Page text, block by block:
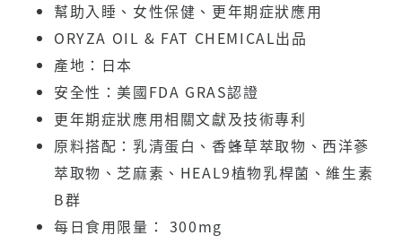
幫助入睡、女性保健、更年期症狀應用
ORYZA OIL & FAT CHEMICAL出品
產地：日本
安全性：美國FDA GRAS認證
更年期症狀應用相關文獻及技術專利
原料搭配：乳清蛋白、香蜂草萃取物、西洋蔘
萃取物、芝麻素、HEAL9植物乳桿菌、維生素
B群
每日食用限量： 300mg